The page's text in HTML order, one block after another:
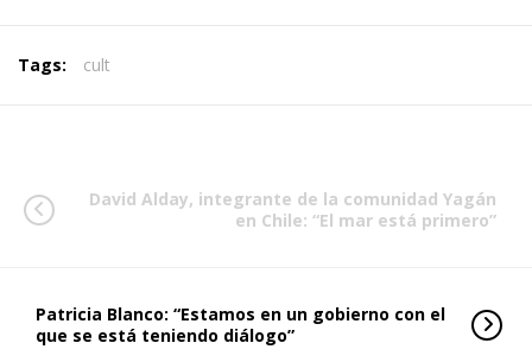
Tags: cult
David Alday, integrante de la comunidad Yagán
en Chile: “El mar está primero”
Patricia Blanco: “Estamos en un gobierno con el
que se está teniendo diálogo”